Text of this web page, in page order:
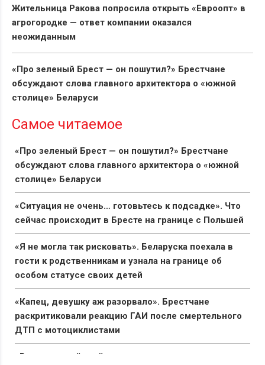
Жительница Ракова попросила открыть «Евроопт» в
агрогородке — ответ компании оказался
неожиданным
«Про зеленый Брест — он пошутил?» Брестчане
обсуждают слова главного архитектора о «южной
столице» Беларуси
Самое читаемое
«Про зеленый Брест — он пошутил?» Брестчане
обсуждают слова главного архитектора о «южной
столице» Беларуси
«Ситуация не очень… готовьтесь к подсадке». Что
сейчас происходит в Бресте на границе с Польшей
«Я не могла так рисковать». Беларуска поехала в
гости к родственникам и узнала на границе об
особом статусе своих детей
«Капец, девушку аж разорвало». Брестчане
раскритиковали реакцию ГАИ после смертельного
ДТП с мотоциклистами
«Вымирающий край со стареющим населением».